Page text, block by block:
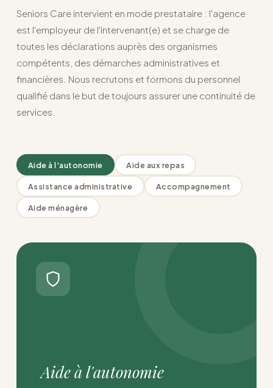
Seniors Care intervient en mode prestataire : l'agence
est l'employeur de l'intervenant(e) et se charge de
toutes les déclarations auprès des organismes
compétents, des démarches administratives et
financières. Nous recrutons et formons du personnel
qualifié dans le but de toujours assurer une continuité de
services.
Aide à l'autonomie Aide aux repas
Assistance administrative Accompagnement
Aide ménagère
Aide à l'autonomie